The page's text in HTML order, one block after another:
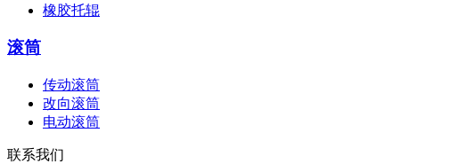
橡胶托辊
滚筒
传动滚筒
改向滚筒
电动滚筒
联系我们